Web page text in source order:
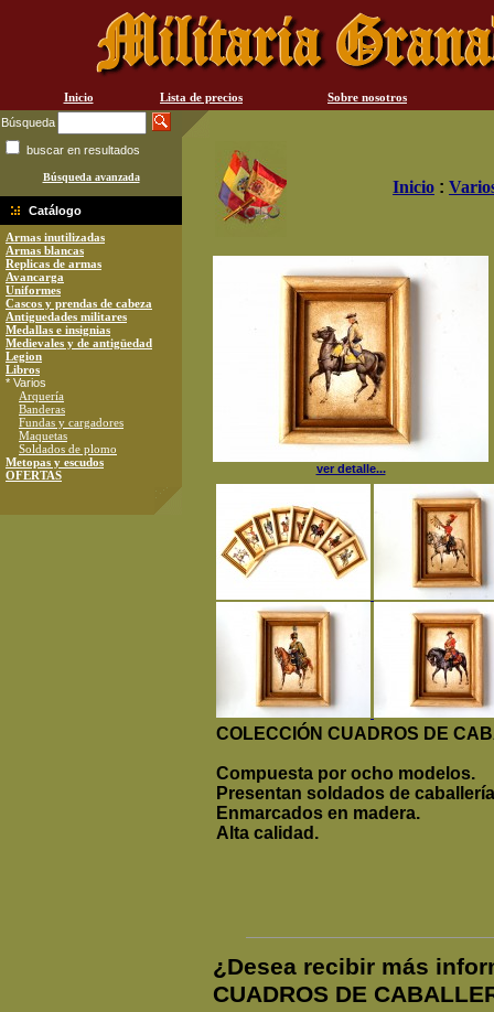
Inicio Lista de precios
Sobre nosotros
Búsqueda
buscar en resultados
Búsqueda avanzada
Catálogo
Armas inutilizadas
Armas blancas
Replicas de armas
Avancarga
Uniformes
Cascos y prendas de cabeza
Antiguedades militares
Medallas e insignias
Medievales y de antigüedad
Legion
Libros
* Varios
Arquería
Banderas
Fundas y cargadores
Maquetas
Soldados de plomo
Metopas y escudos
OFERTAS
Inicio :
ver detalle...
COLECCIÓN CUADROS DE
Compuesta por ocho modelos.
Presentan soldados de
Enmarcados en madera.
Alta calidad.
¿Desea recibir más
CUADROS DE